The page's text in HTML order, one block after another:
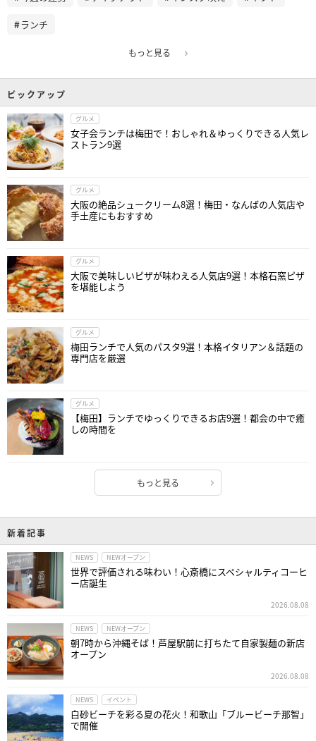
ランチ
もっと見る
ピックアップ
グルメ
女子会ランチは梅田で！おしゃれ＆ゆっくりできる人気レ
ストラン9選
グルメ
大阪の絶品シュークリーム8選！梅田・なんばの人気店や
手土産にもおすすめ
グルメ
大阪で美味しいピザが味わえる人気店9選！本格石窯ピザ
を堪能しよう
グルメ
梅田ランチで人気のパスタ9選！本格イタリアン＆話題の
専門店を厳選
グルメ
【梅田】ランチでゆっくりできるお店9選！都会の中で癒
しの時間を
もっと見る
新着記事
NEWS NEWオープン
世界で評価される味わい！心斎橋にスペシャルティコーヒ
ー店誕生
2026.08.08
NEWS NEWオープン
朝7時から沖縄そば！芦屋駅前に打ちたて自家製麺の新店
オープン
2026.08.08
NEWS イベント
白砂ビーチを彩る夏の花火！和歌山「ブルービーチ那智」
で開催